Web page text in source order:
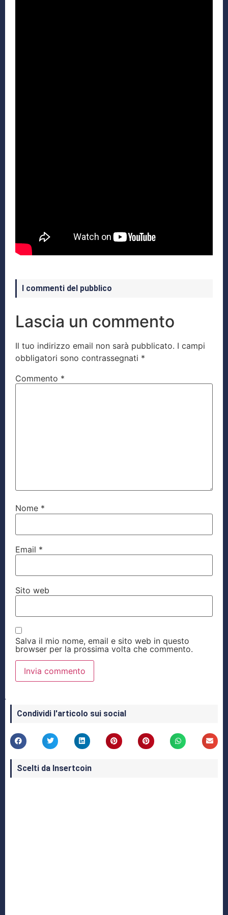
I commenti del pubblico
Lascia un commento
Il tuo indirizzo email non sarà pubblicato. I campi
obbligatori sono contrassegnati *
Commento *
Nome *
Email *
Sito web
Salva il mio nome, email e sito web in questo
browser per la prossima volta che commento.
Condividi l'articolo sui social
Scelti da Insertcoin